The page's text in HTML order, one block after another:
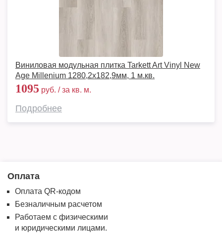
Виниловая модульная плитка Tarkett Art Vinyl New
Age Millenium 1280,2х182,9мм, 1 м.кв.
1095 руб. / за кв. м.
Подробнее
Оплата
Оплата QR-кодом
Безналичным расчетом
Работаем с физическими
и юридическими лицами.